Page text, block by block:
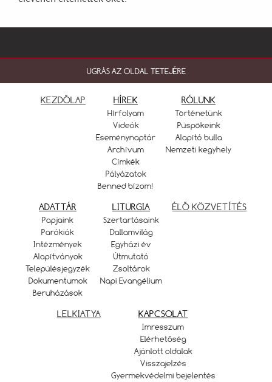
UGRÁS AZ OLDAL TETEJÉRE
KEZDŐLAP HÍREK
Hírfolyam
Videók
Eseménynaptár
Archívum
Címkék
Pályázatok
Benned bízom!
RÓLUNK
Történetünk
Püspökeink
Alapító bulla
Nemzeti kegyhely
ADATTÁR
Papjaink
Parókiák
Intézmények
Alapítványok
Településjegyzék
Dokumentumok
Beruházások
LITURGIA
Szertartásaink
Dallamvilág
Egyházi év
Útmutató
Zsoltárok
Napi Evangélium
ÉLŐ KÖZVETÍTÉS
LELKIATYA KAPCSOLAT
Imresszum
Elérhetőség
Ajánlott oldalak
Visszajelzés
Gyermekvédelmi bejelentés